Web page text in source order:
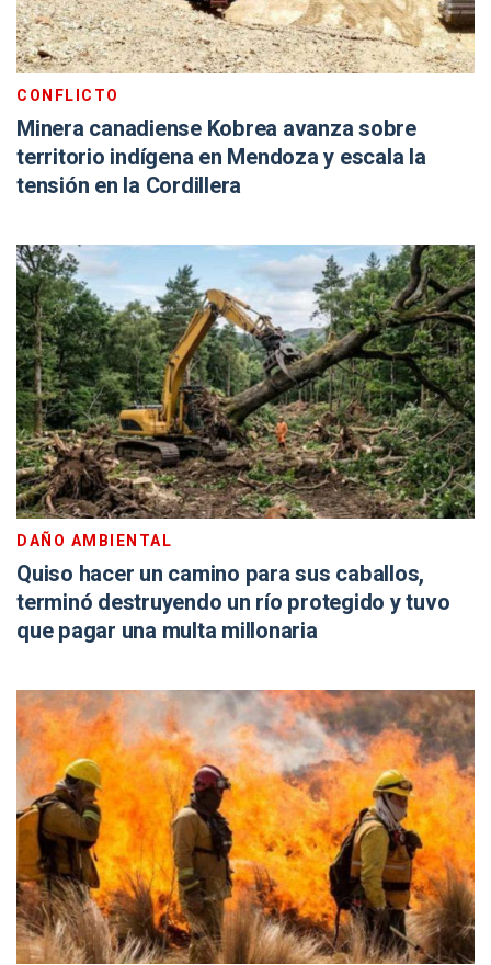
CONFLICTO
Minera canadiense Kobrea avanza sobre
territorio indígena en Mendoza y escala la
tensión en la Cordillera
DAÑO AMBIENTAL
Quiso hacer un camino para sus caballos,
terminó destruyendo un río protegido y tuvo
que pagar una multa millonaria